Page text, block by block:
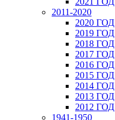
2011-2020
2020 ГОД
2019 ГОД
2018 ГОД
2017 ГОД
2016 ГОД
2015 ГОД
2014 ГОД
2013 ГОД
2012 ГОД
1941-1950